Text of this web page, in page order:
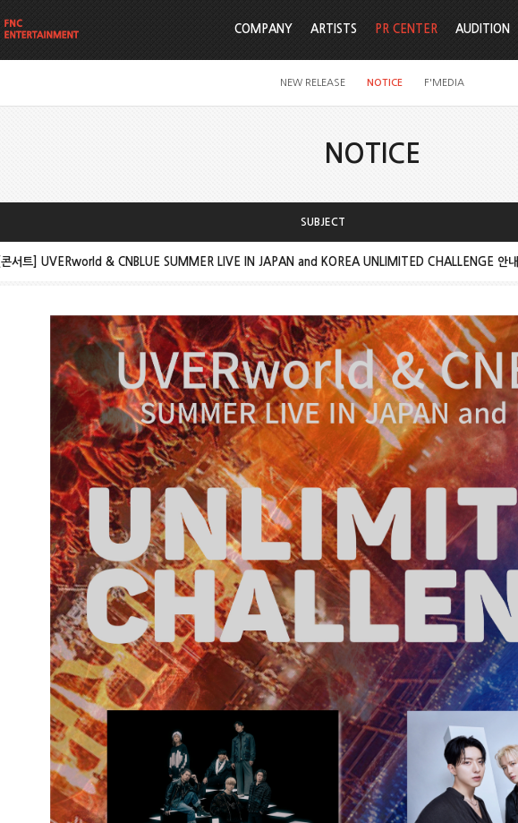
COMPANY ARTISTS PR CENTER
NEW RELEASE NOTICE F'MEDIA
AUDITION
NOTICE
SUBJECT
[콘서트] UVERworld & CNBLUE SUMMER LIVE IN JAPAN and KOREA UNLIMITED CHALLENGE 안내